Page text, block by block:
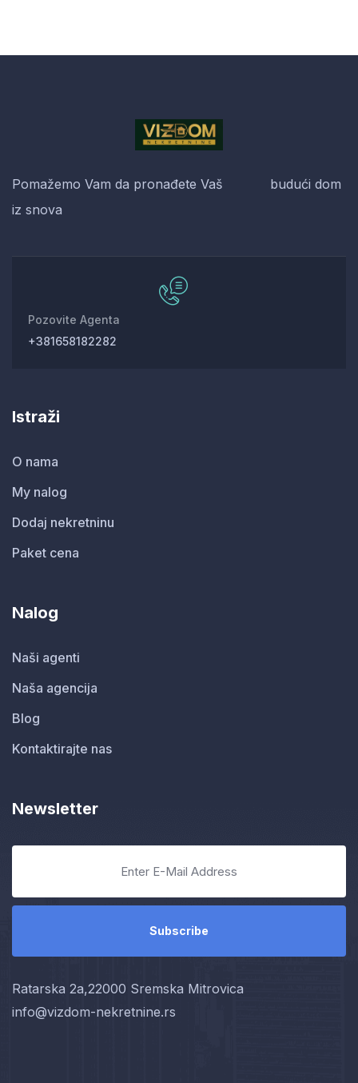
Pomažemo Vam da pronađete Vaš budući dom
iz snova
Pozovite Agenta
+381658182282
Istraži
O nama
My nalog
Dodaj nekretninu
Paket cena
Nalog
Naši agenti
Naša agencija
Blog
Kontaktirajte nas
Newsletter
Ratarska 2a,22000 Sremska Mitrovica
info@vizdom-nekretnine.rs